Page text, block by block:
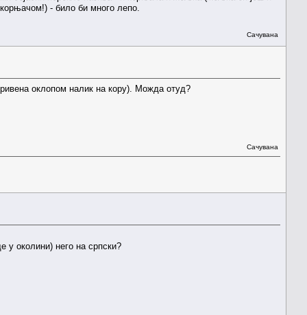
- било би много лепо.
Сачувана
оклопом налик на кору). Можда отуд?
Сачувана
у околини) него на српски?